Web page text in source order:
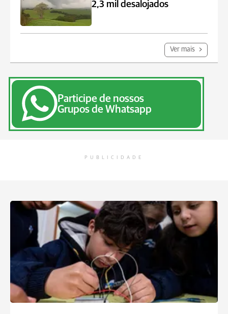
2,3 mil desalojados
Ver mais
Participe de nossos
Grupos de Whatsapp
PUBLICIDADE